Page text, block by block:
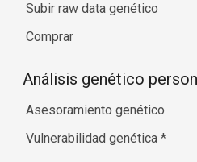
Subir raw data genético
Comprar
Análisis genético
Asesoramiento genético
Vulnerabilidad genética *